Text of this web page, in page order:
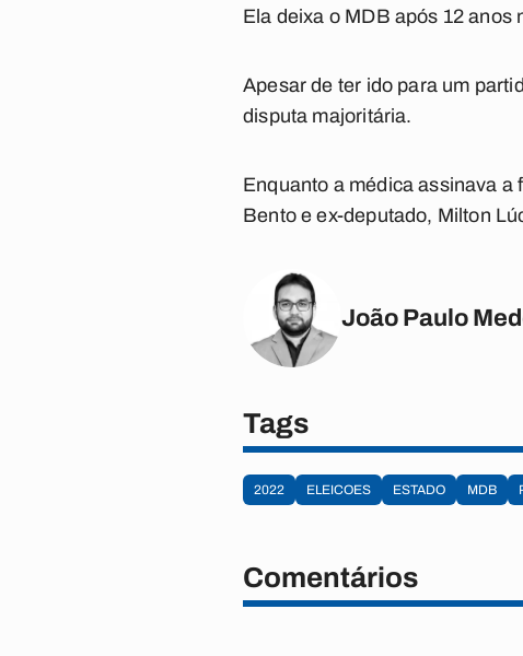
Ela deixa o MDB após 12 anos
Apesar de ter ido para um
disputa majoritária.
Enquanto a médica assinava
Bento e ex-deputado, Milton
João Paulo
Tags
2022 ELEICOES ESTADO MDB
Comentários